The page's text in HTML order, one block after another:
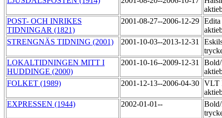
POST- OCH INRIKES
TIDNINGAR (1821)
2001-08-27--2006-12-29
STRENGNÄS TIDNING (2001)
2001-10-03--2013-12-31
LOKALTIDNINGEN MITT I
HUDDINGE (2000)
2001-10-16--2009-12-31
FOLKET (1989)
2001-12-13--2006-04-30 VLT
EXPRESSEN (1944)
2002-01-01--